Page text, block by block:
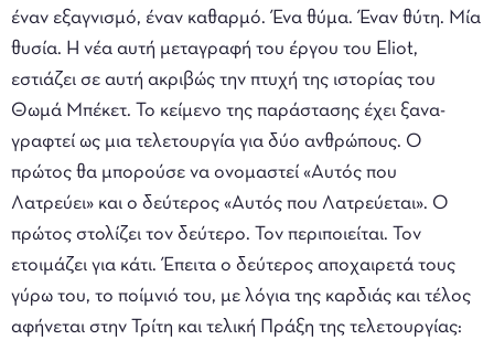
έναν εξαγνισμό, έναν καθαρμό. Ένα θύμα. Έναν θύτη. Μία
θυσία. Η νέα αυτή μεταγραφή του έργου του Eliot,
εστιάζει σε αυτή ακριβώς την πτυχή της ιστορίας του
Θωμά Μπέκετ. Το κείμενο της παράστασης έχει ξανα-
γραφτεί ως μια τελετουργία για δύο ανθρώπους. Ο
πρώτος θα μπορούσε να ονομαστεί «Αυτός που
Λατρεύει» και ο δεύτερος «Αυτός που Λατρεύεται». Ο
πρώτος στολίζει τον δεύτερο. Τον περιποιείται. Τον
ετοιμάζει για κάτι. Έπειτα ο δεύτερος αποχαιρετά τους
γύρω του, το ποίμνιό του, με λόγια της καρδιάς και τέλος
αφήνεται στην Τρίτη και τελική Πράξη της τελετουργίας: